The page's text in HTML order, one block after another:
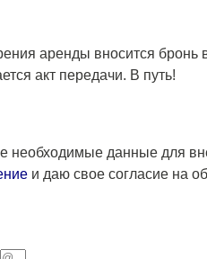
аренды вносится бронь
акт передачи. В путь!
необходимые данные для
и даю свое согласие на